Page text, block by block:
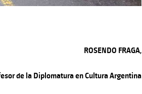
ROSENDO FRAGA,
de la Diplomatura en Cultura Argentina